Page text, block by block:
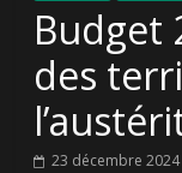
Budget
des
23 décembre 2024